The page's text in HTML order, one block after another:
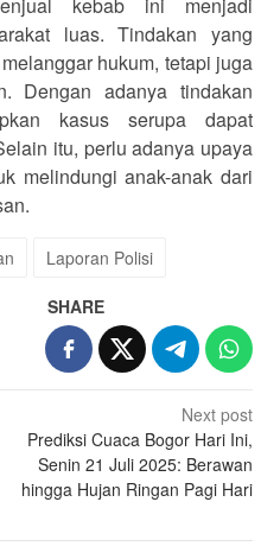
kebab ini menjadi
luas. Tindakan yang
hukum, tetapi juga
Dengan adanya tindakan
kasus serupa dapat
itu, perlu adanya upaya
melindungi anak-anak dari
Laporan Polisi
SHARE
Next post
Prediksi Cuaca Bogor Hari Ini,
Senin 21 Juli 2025: Berawan
hingga Hujan Ringan Pagi Hari